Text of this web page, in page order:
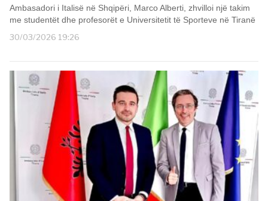
Ambasadori i Italisë në Shqipëri, Marco Alberti, zhvilloi një takim
me studentët dhe profesorët e Universitetit të Sporteve në Tiranë
30/03/2026 19:26